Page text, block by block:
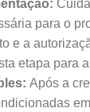
para o
e a
etapa para
Após a